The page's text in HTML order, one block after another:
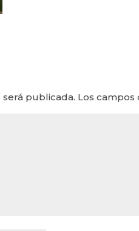
publicada. Los